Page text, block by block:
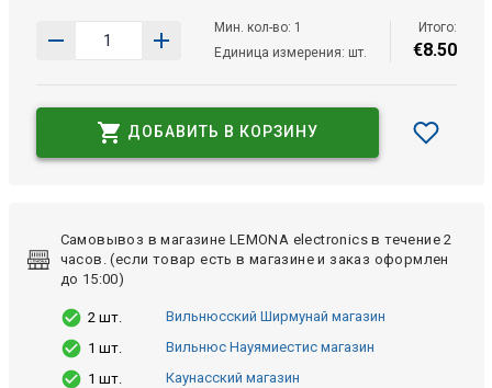
Мин. кол-во: 1
Единица измерения: шт.
Итого:
€8.50
ДОБАВИТЬ В КОРЗИНУ
Самовывоз в магазине LEMONA electronics в течение 2
часов. (если товар есть в магазине и заказ оформлен
до 15:00)
2 шт.
Вильнюсский Ширмунай магазин
1 шт.
Вильнюс Науямиестис магазин
1 шт.
Каунасский магазин